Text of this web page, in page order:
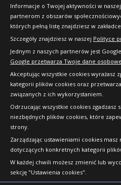
Informacje o Twojej aktywności w
partnerom z obszarów
których pełną listę znajdziesz w
Szczegóły znajdziesz w naszej Polityce
Jednym z naszych partnerów jest
Google przetwarza Twoje dane
Akceptując wszystkie cookies wyrażasz
kategorii plików cookies oraz
związanych z ich wykorzystaniem.
Odrzucając wszystkie cookies zgadzasz
niezbędnych plików cookies, które
strony.
Zarządzając ustawieniami cookies
dotyczących konkretnych kategorii
W każdej chwili możesz zmienić lub
sekcję "Ustawienia cookies".
Copyright © 2010-2026
prawa